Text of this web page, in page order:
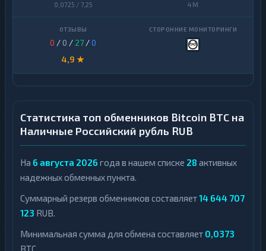
0,0725 / 7,25 4 M
0 / 0 / 27 /0
4,9 ★
Статистика топ обменников Bitcoin BTC на
Наличные Российский рубль RUB
На 6 августа 2026 года в нашем списке 28 активных
надежных обменных пункта.
Суммарный резерв обменников составляет14 644 707
123 RUB.
Минимальная сумма для обмена составляет 0,0373
BTC.